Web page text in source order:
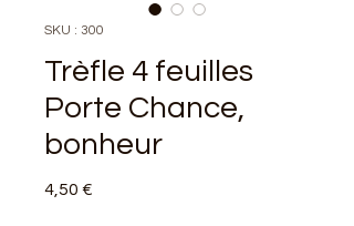
SKU : 300
Trèfle 4 feuilles
Porte Chance,
bonheur
4,50 €